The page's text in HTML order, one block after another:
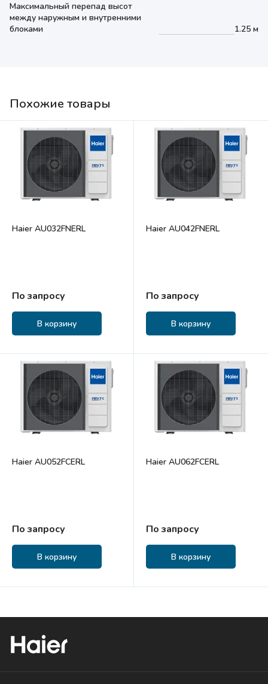
Максимальный перепад высот
между наружным и внутренними
блоками
1.25 м
Похожие товары
Haier AU032FNERL
По запросу
В корзину
Haier AU042FNERL
По запросу
В корзину
Haier AU052FCERL
По запросу
В корзину
Haier AU062FCERL
По запросу
В корзину